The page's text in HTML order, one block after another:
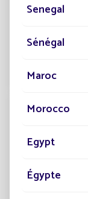
solaire
Découvrez
solution à vos
Senegal
Sénégal
Maroc
Morocco
Egypt
Égypte